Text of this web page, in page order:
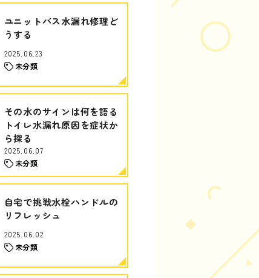
ユニットバス水漏れ修理ど
うする
2025.06.23
未分類
その水のサインは何を語る
トイレ水漏れ原因を症状か
ら探る
2025.06.07
未分類
自宅で挑戦水栓ハンドルの
リフレッシュ
2025.06.02
未分類